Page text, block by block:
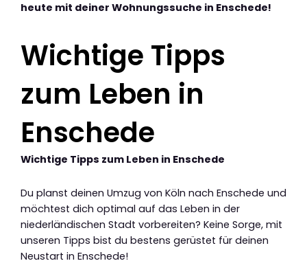
heute mit deiner Wohnungssuche in Enschede!
Wichtige Tipps
zum Leben in
Enschede
Wichtige Tipps zum Leben in Enschede
Du planst deinen Umzug von Köln nach Enschede und
möchtest dich optimal auf das Leben in der
niederländischen Stadt vorbereiten? Keine Sorge, mit
unseren Tipps bist du bestens gerüstet für deinen
Neustart in Enschede!